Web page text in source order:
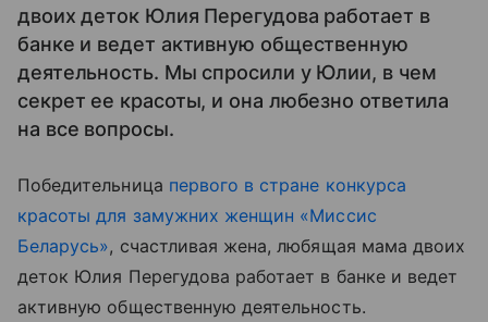
двоих деток Юлия Перегудова работает в
банке и ведет активную общественную
деятельность. Мы спросили у Юлии, в чем
секрет ее красоты, и она любезно ответила
на все вопросы.
Победительница первого в стране конкурса
красоты для замужних женщин «Миссис
Беларусь», счастливая жена, любящая мама двоих
деток Юлия Перегудова работает в банке и ведет
активную общественную деятельность.